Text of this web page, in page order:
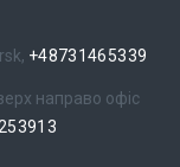
+48731465339
направо офіс